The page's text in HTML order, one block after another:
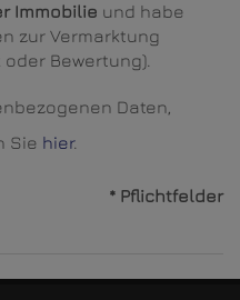
Immobilie und habe
zur Vermarktung
Bewertung).
Daten,
Sie hier.
* Pflichtfelder